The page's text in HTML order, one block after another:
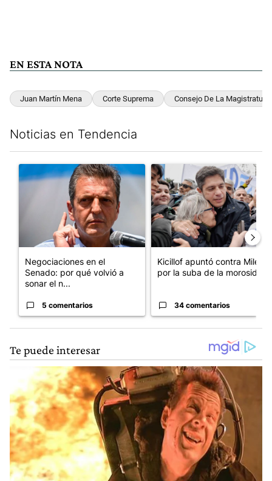
EN ESTA NOTA
Juan Martín Mena Corte Suprema Consejo De La Magistratura
Noticias en Tendencia
Un artículo de tendencia con el título "Negociaciones en el
Negociaciones en el
Senado: por qué volvió a
sonar el n...
5 comentarios
Un artículo de tendencia con
Kicillof apuntó contra Milei
por la suba de la morosida...
34 comentarios